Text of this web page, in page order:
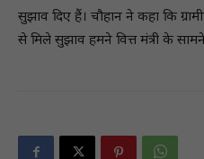
सुझाव दिए हैं। चौहान ने कहा कि
से मिले सुझाव हमने वित्त मंत्री के